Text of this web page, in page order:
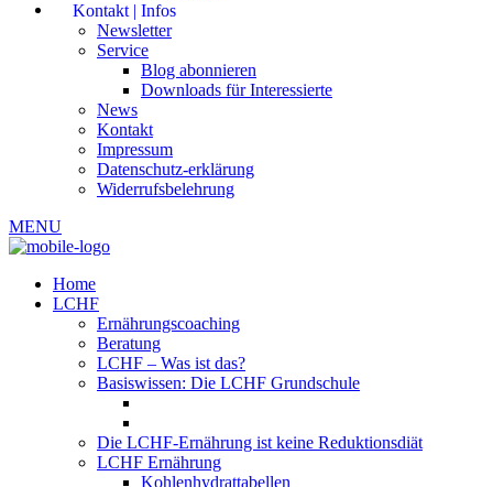
Kontakt | Infos
Newsletter
Service
Blog abonnieren
Downloads für Interessierte
News
Kontakt
Impressum
Datenschutz-erklärung
Widerrufsbelehrung
MENU
Home
LCHF
Ernährungscoaching
Beratung
LCHF – Was ist das?
Basiswissen: Die LCHF Grundschule
Die LCHF-Ernährung ist keine Reduktionsdiät
LCHF Ernährung
Kohlenhydrattabellen